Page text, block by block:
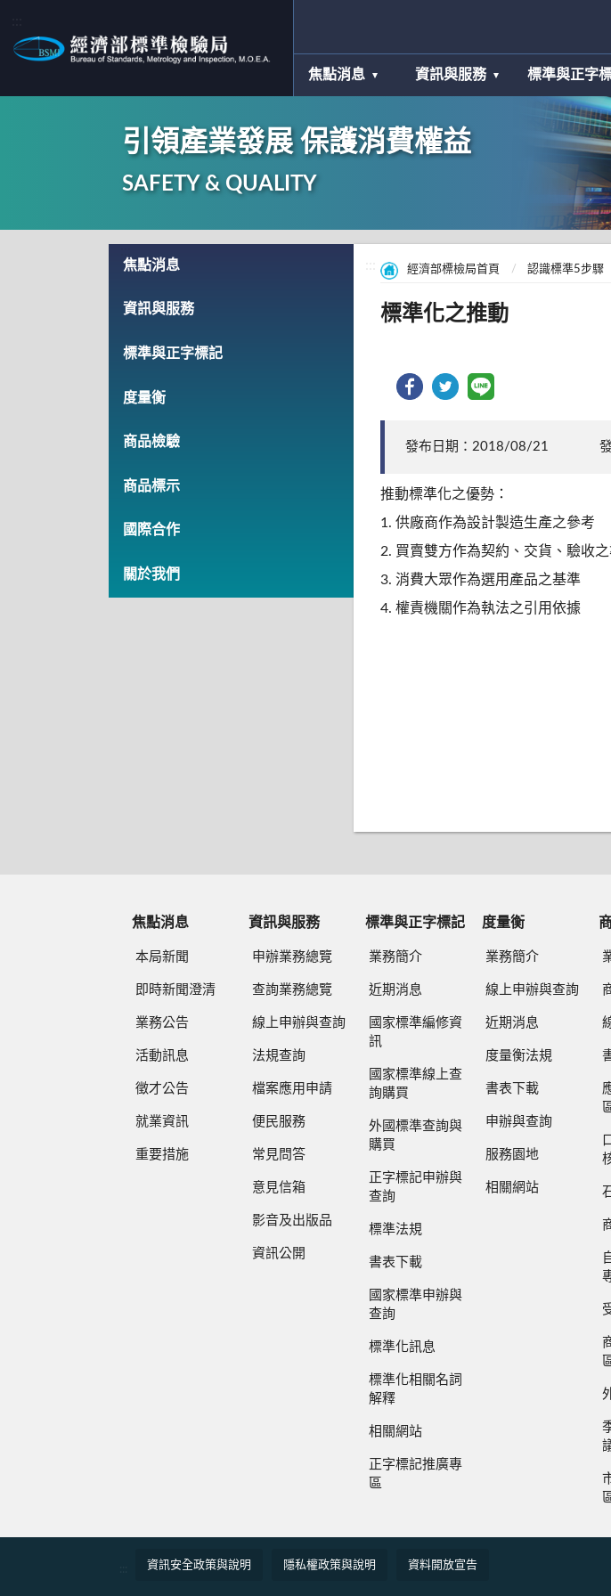
焦點消息 資訊與服務 標準與正字
引領產業發展 保護消費權益
SAFETY & QUALITY
焦點消息
資訊與服務
標準與正字標記
度量衡
商品檢驗
商品標示
國際合作
關於我們
經濟部標檢局首頁 認識標準5步驟
標準化之推動
發布日期：2018/08/21
推動標準化之優勢：
1. 供廠商作為設計製造生產之參考
2. 買賣雙方作為契約、交貨、驗收之
3. 消費大眾作為選用產品之基準
4. 權責機關作為執法之引用依據
焦點消息
本局新聞
即時新聞澄清
業務公告
活動訊息
徵才公告
就業資訊
重要措施
資訊與服務
申辦業務總覽
查詢業務總覽
線上申辦與查詢
法規查詢
檔案應用申請
便民服務
常見問答
意見信箱
影音及出版品
資訊公開
標準與正字標記
業務簡介
近期消息
國家標準編修資
訊
國家標準線上查
詢購買
外國標準查詢與
購買
正字標記申辦與
查詢
標準法規
書表下載
國家標準申辦與
查詢
標準化訊息
標準化相關名詞
解釋
相關網站
正字標記推廣專
區
度量衡
業務簡介
線上申辦與查詢
近期消息
度量衡法規
書表下載
申辦與查詢
服務園地
相關網站
資訊安全政策與說明 隱私權政策與說明 資料開放宣告